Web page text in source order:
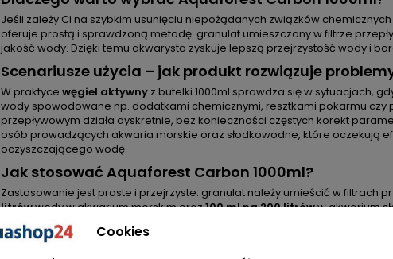
Jeśli zależy Ci na szybkim usunięciu niepożądanych związków
oferuje prostą i sprawdzoną metodę: granulat umieszczony w filtrze
jakość wody. Dzięki temu akwarysta zyskuje lepszą przejrzystość wody i
Scenariusze użycia – jak produkt rozwiązuje
W praktyce węgiel aktywny z butelki 1000ml sprawdza się w sytuacjach,
wody spowodowane np. dodatkami chemicznymi, resztkami pokarmu czy
przepływowym działa dyskretnie, bez konieczności częstych korekt
osób prowadzących akwaria morskie oraz słodkowodne, które oczekują
oczyszczającego wodę.
Jak stosować Aquaforest Carbon 1000ml?
Zastosowanie jest proste i przejrzyste: granulat należy umieścić w filtrach
litrówwody w akwarium morskim oraz100 ml na 200 litróww akwarium
wymieniany maksymalnie co
Korzyści dla użytkownika
Cookies